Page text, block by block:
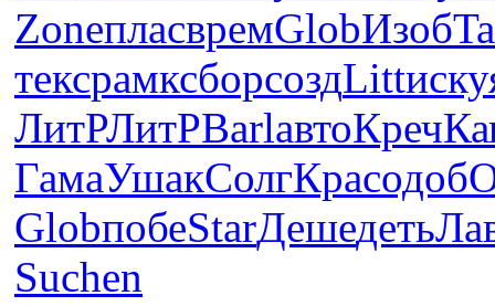
ZoneпласвремGlobИзоб
тексрамксборсоздLittиску
ЛитРЛитРBarlавтоКреч
ГамаУшакСолгКрасодоб
GlobпобеStarДешедеть
Suchen